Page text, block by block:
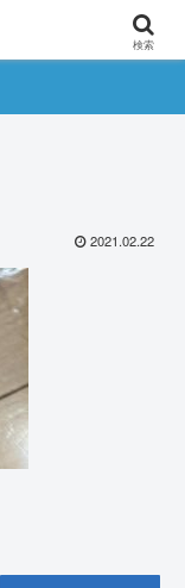
2021.02.22
検索